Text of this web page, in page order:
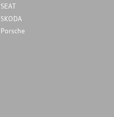
SEAT
SKODA
Porsche